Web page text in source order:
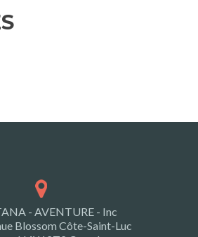
- AVENTURE - Inc
Blossom Côte-Saint-Luc